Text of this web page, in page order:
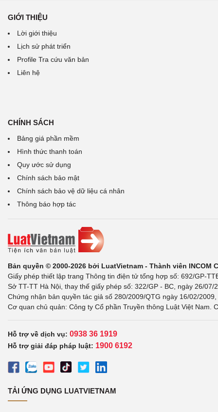
GIỚI THIỆU
Lời giới thiệu
Lịch sử phát triển
Profile Tra cứu văn bản
Liên hệ
CHÍNH SÁCH
Bảng giá phần mềm
Hình thức thanh toán
Quy ước sử dụng
Chính sách bảo mật
Chính sách bảo vệ dữ liệu cá nhân
Thông báo hợp tác
Bản quyền © 2000-2026 bởi LuatVietnam - Thành viên INCOM
Giấy phép thiết lập trang Thông tin điện tử tổng hợp số: 692/GP-
Sở TT-TT Hà Nội, thay thế giấy phép số: 322/GP - BC, ngày 26/
Chứng nhận bản quyền tác giả số 280/2009/QTG ngày 16/02/
Cơ quan chủ quản: Công ty Cổ phần Truyền thông Luật Việt Nam.
Hỗ trợ về dịch vụ: 0938 36 1919
Hỗ trợ giải đáp pháp luật: 1900 6192
TẢI ỨNG DỤNG LUATVIETNAM